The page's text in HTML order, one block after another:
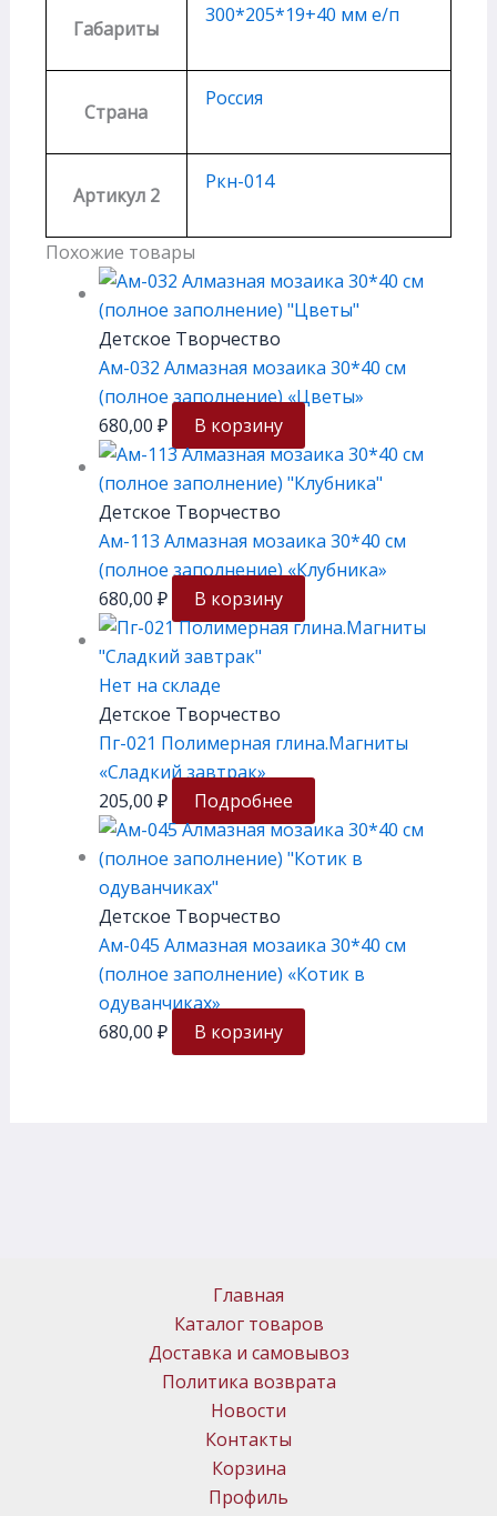
Габариты
300*205*19+40 мм е/п
Страна
Россия
Артикул 2
Ркн-014
Похожие товары
Детское Творчество
Ам-032 Алмазная мозаика 30*40 см
(полное заполнение) «Цветы»
680,00 ₽ В корзину
Детское Творчество
Ам-113 Алмазная мозаика 30*40 см
(полное заполнение) «Клубника»
680,00 ₽ В корзину
Нет на складе
Детское Творчество
Пг-021 Полимерная глина.Магниты
«Сладкий завтрак»
205,00 ₽ Подробнее
Детское Творчество
Ам-045 Алмазная мозаика 30*40 см
(полное заполнение) «Котик в
одуванчиках»
680,00 ₽ В корзину
Главная
Каталог товаров
Доставка и самовывоз
Политика возврата
Новости
Контакты
Корзина
Профиль